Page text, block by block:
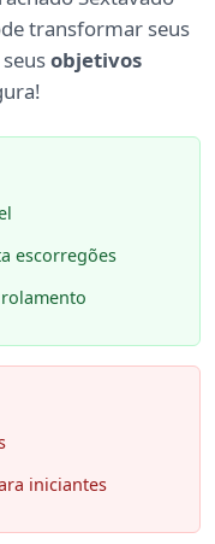
transformar seus
objetivos
escorregões
iniciantes